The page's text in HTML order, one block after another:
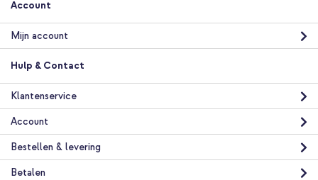
Account
Mijn account
Hulp & Contact
Klantenservice
Account
Bestellen & levering
Betalen